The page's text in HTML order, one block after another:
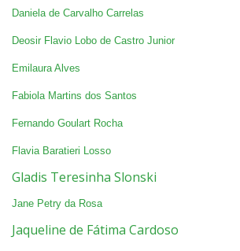
Daniela de Carvalho Carrelas
Deosir Flavio Lobo de Castro Junior
Emilaura Alves
Fabiola Martins dos Santos
Fernando Goulart Rocha
Flavia Baratieri Losso
Gladis Teresinha Slonski
Jane Petry da Rosa
Jaqueline de Fátima Cardoso